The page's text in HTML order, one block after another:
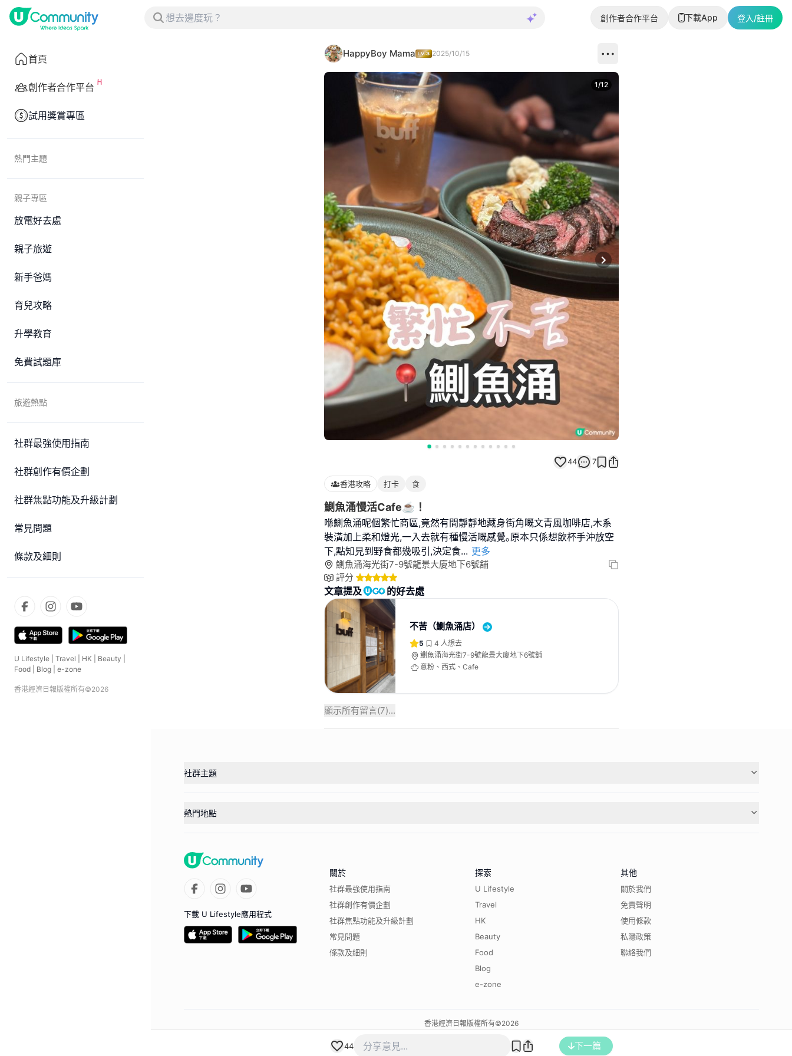
創作者合作平台 下載App 登入/註冊
首頁
創作者合作平台
試用獎賞專區
熱門主題
親子專區
放電好去處
親子旅遊
新手爸媽
育兒攻略
升學教育
免費試題庫
旅遊熱點
社群最強使用指南
社群創作有價企劃
社群焦點功能及升級計劃
常見問題
條款及細則
U Lifestyle Travel HK Beauty
Food
Blog e-zone
香港經濟日報版權所有©2026
HappyBoy Mama 2025/10/15
Next slide
1/12
44 7
香港攻略 打卡 食
鰂魚涌慢活Cafe☕️！
喺鰂魚涌呢個繁忙商區,竟然有間靜靜地藏身街角嘅文青風咖啡店,木系
裝潢加上柔和燈光,一入去就有種慢活嘅感覺｡原本只係想飲杯手沖放空
下,點知見到野食都幾吸引,決定食... 更多
鰂魚涌海光街7-9號龍景大廈地下6號舖
評分
文章提及 的好去處
不苦（鰂魚涌店）
5 4 人想去
鰂魚涌海光街7-9號龍景大廈地下6號舖
意粉、西式、Cafe
顯示所有留言(7)...
44 下一篇
社群主題
熱門地點
下載 U Lifestyle應用程式
關於
社群最強使用指南
社群創作有價企劃
社群焦點功能及升級計劃
常見問題
條款及細則
探索
U Lifestyle
Travel
HK
Beauty
Food
Blog
e-zone
其他
關於我們
免責聲明
使用條款
私隱政策
聯絡我們
香港經濟日報版權所有©2026